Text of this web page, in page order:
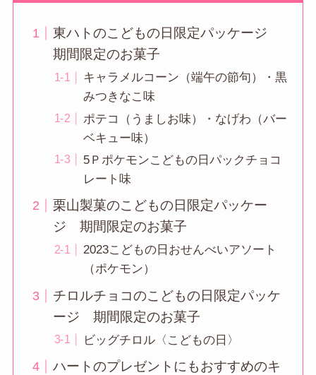
東ハトのこどもの日限定パッケージ
期間限定のお菓子
キャラメルコーン（端午の節句）・黒
みつきなこ味
ポテコ（うましお味）・なげわ（バー
ベキュー味）
5Ｐポケモンこどもの日パックチョコ
レート味
栗山製菓のこどもの日限定パッケー
ジ 期間限定のお菓子
2023こどもの日おせんべいアソート
（ポケモン）
チロルチョコのこどもの日限定パッケ
ージ 期間限定のお菓子
ビッグチロル〈こどもの日〉
ハートのプレゼントにもおすすめのキ